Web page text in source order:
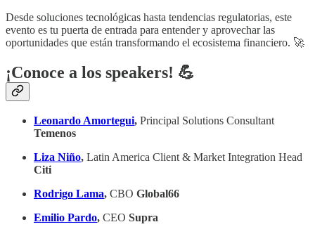
Desde soluciones tecnológicas hasta tendencias regulatorias, este
evento es tu puerta de entrada para entender y aprovechar las
oportunidades que están transformando el ecosistema financiero. 🚀
¡Conoce a los speakers! 💪
Leonardo Amortegui, Principal Solutions Consultant
Temenos
Liza Niño, Latin America Client & Market Integration Head
Citi
Rodrigo Lama, CBO Global66
Emilio Pardo, CEO Supra